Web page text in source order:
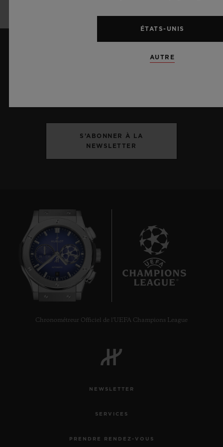
ME TENIR INFORMÉ(E)
S’ABONNER À LA
NEWSLETTER
Chronométreur Officiel de l'UEFA Champions League
NEWSLETTER
SERVICES
PRENDRE RENDEZ-VOUS
ÉTATS-UNIS
AUTRE